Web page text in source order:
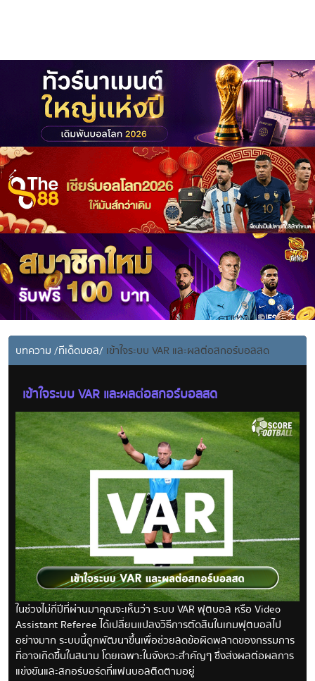
บทความ /ทีเด็ดบอล/ เข้าใจระบบ VAR และผลต่อสกอร์บอลสด
เข้าใจระบบ VAR และผลต่อสกอร์บอลสด
ในช่วงไม่กี่ปีที่ผ่านมาคุณจะเห็นว่า ระบบ VAR ฟุตบอล หรือ Video
Assistant Referee ได้เปลี่ยนแปลงวิธีการตัดสินในเกมฟุตบอลไป
อย่างมาก ระบบนี้ถูกพัฒนาขึ้นเพื่อช่วยลดข้อผิดพลาดของกรรมการ
ที่อาจเกิดขึ้นในสนาม โดยเฉพาะในจังหวะสำคัญๆ ซึ่งส่งผลต่อผลการ
แข่งขันและสกอร์บอร์ดที่แฟนบอลติดตามอยู่